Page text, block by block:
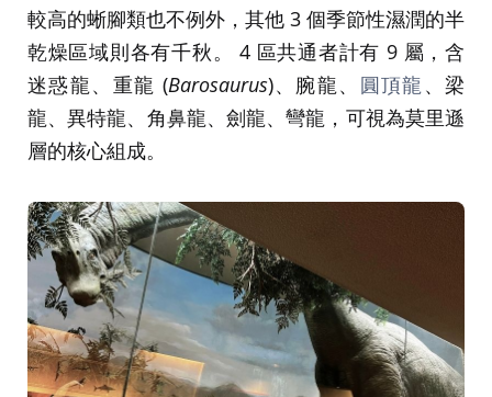
較高的蜥腳類也不例外，其他 3 個季節性濕潤的半
乾燥區域則各有千秋。 4 區共通者計有 9 屬，含
迷惑龍、重龍 (Barosaurus)、腕龍、 圓頂龍 、梁
龍、異特龍、角鼻龍、劍龍、彎龍，可視為莫里遜
層的核心組成。